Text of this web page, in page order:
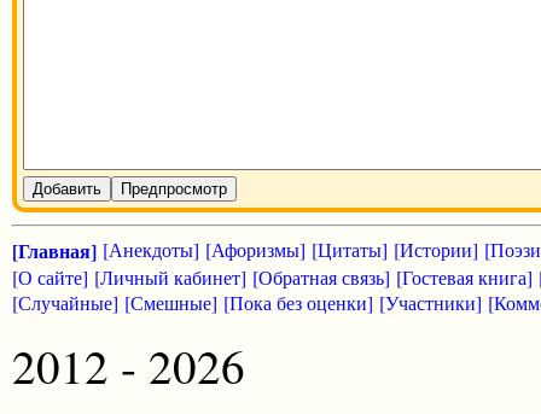
Добавить Предпросмотр
[Главная] [Анекдоты] [Афоризмы] [Цитаты] [Истории]
[О сайте] [Личный кабинет] [Обратная связь] [Гостевая книга]
[Случайные] [Смешные] [Пока без оценки] [Участники]
2012 - 2026